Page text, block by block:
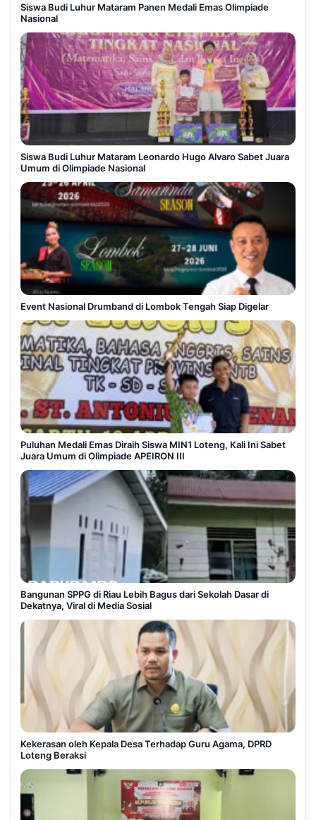
Siswa Budi Luhur Mataram Panen Medali Emas Olimpiade
Nasional
Siswa Budi Luhur Mataram Leonardo Hugo Alvaro Sabet Juara
Umum di Olimpiade Nasional
Event Nasional Drumband di Lombok Tengah Siap Digelar
Puluhan Medali Emas Diraih Siswa MIN1 Loteng, Kali Ini Sabet
Juara Umum di Olimpiade APEIRON III
Bangunan SPPG di Riau Lebih Bagus dari Sekolah Dasar di
Dekatnya, Viral di Media Sosial
Kekerasan oleh Kepala Desa Terhadap Guru Agama, DPRD
Loteng Beraksi